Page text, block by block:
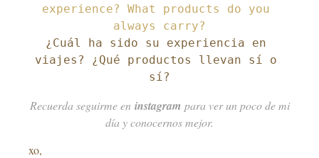
experience? What products do you
¿Cuál ha sido su experiencia en
viajes? ¿Qué productos llevan sí o
sí?
Recuerda seguirme en instagram para ver un poco de mi
día y conocernos mejor.
xo,